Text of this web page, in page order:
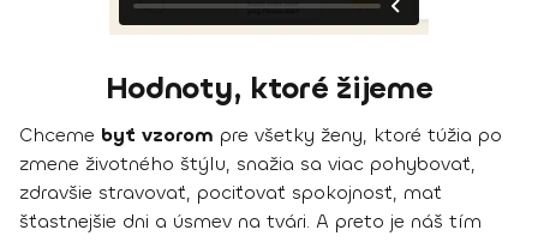
Hodnoty, ktoré žijeme
Chceme byť vzorom pre všetky ženy, ktoré túžia po
zmene životného štýlu, snažia sa viac pohybovať,
zdravšie stravovať, pociťovať spokojnosť, mať
šťastnejšie dni a úsmev na tvári. A preto je náš tím